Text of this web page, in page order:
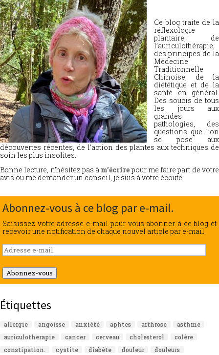
Ce blog traite de la
réflexologie
plantaire, de
l’auriculothérapie,
des principes de la
Médecine
Traditionnelle
Chinoise, de la
diététique et de la
santé en général.
Des soucis de tous
les jours aux
grandes
pathologies, des
questions que l’on
se pose aux
découvertes récentes, de l’action des plantes aux techniques de
soin les plus insolites.
Bonne lecture, n’hésitez pas à m’écrire pour me faire part de votre
avis ou me demander un conseil, je suis à votre écoute.
Abonnez-vous à ce blog par e-mail.
Saisissez votre adresse e-mail pour vous abonner à ce blog et
recevoir une notification de chaque nouvel article par e-mail.
Adresse
e-
mail
Abonnez-vous
Étiquettes
allergie angoisse anxiété aphtes arthrose
asthme
auriculotherapie
cancer cerveau cholesterol
colère
constipation.
cystite diabète douleur
douleurs